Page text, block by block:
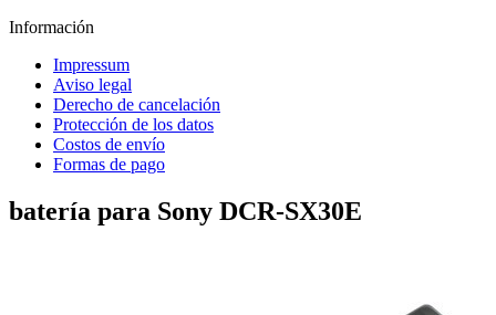
Información
Impressum
Aviso legal
Derecho de cancelación
Protección de los datos
Costos de envío
Formas de pago
batería para Sony DCR-SX30E